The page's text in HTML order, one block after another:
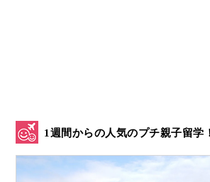
1週間からの人気のプチ親子留学！